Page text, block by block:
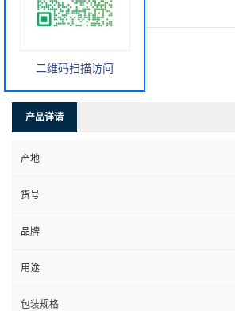
产品详请
产地
货号
品牌
用途
包装规格
二维码扫描访问